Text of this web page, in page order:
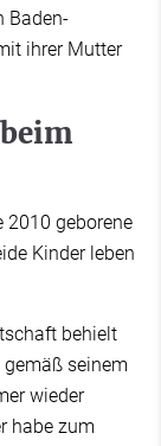
Baden-
ihrer Mutter
2010 geborene
Kinder leben
behielt
seinem
wieder
habe zum